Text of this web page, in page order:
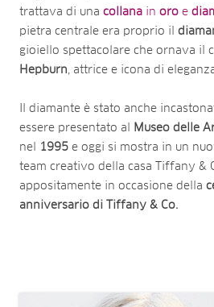
trattava di una collana in oro e
pietra centrale era proprio il
gioiello spettacolare che ornava il
Hepburn, attrice e icona di
Il diamante è stato anche
essere presentato al
Museo delle
nel
1995 e oggi si mostra in un
team creativo della casa Tiffany &
appositamente in occasione della
anniversario di Tiffany & Co.